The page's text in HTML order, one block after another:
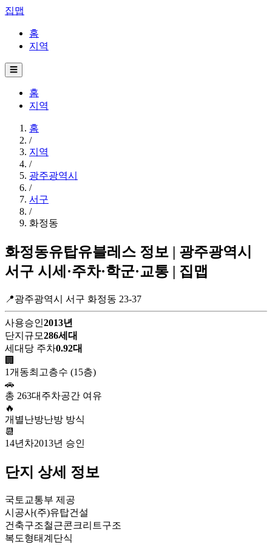
집맵
홈
지역
☰
홈
지역
홈
/
지역
/
광주광역시
/
서구
/
화정동
화정동유탑유블레스 정보 | 광주광역시
서구 시세·주차·학군·교통 | 집맵
📍광주광역시 서구 화정동 23-37
사용승인2013년
단지규모286세대
세대당 주차0.92대
🏢
1개동최고층수 (15층)
🚗
총 263대 주차공간 여유
🔥
개별난방난방 방식
📆
14년차2013년 승인
단지 상세 정보
국토교통부 제공
시공사(주)유탑건설
건축구조철근콘크리트구조
복도형태계단식